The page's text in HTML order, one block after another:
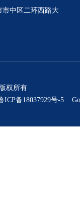
市中区二环西路大
权所有
ICP备18037929号-5